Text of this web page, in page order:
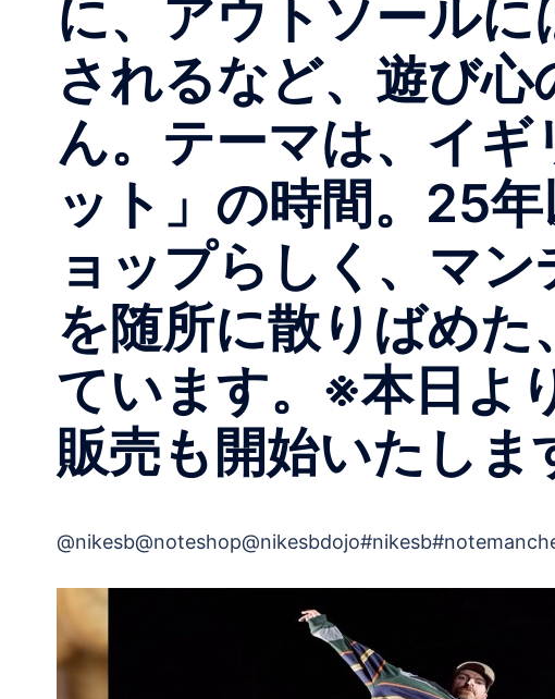
に、アウトソール
されるなど、遊び
ん。テーマは、イ
ット」の時間。25
ョップらしく、マ
を随所に散りばめ
ています。※本日よ
販売も開始いたしま